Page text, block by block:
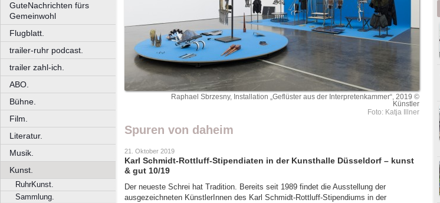
GuteNachrichten fürs
Gemeinwohl
Flugblatt.
trailer-ruhr podcast.
trailer zahl-ich.
ABO.
Bühne.
Film.
Literatur.
Musik.
Kunst.
RuhrKunst.
Sammlung.
Raphael Sbrzesny, Installation „Geflüster aus der Interpretenkammer“, 2019 ©
Künstler
Foto: Katja Illner
Spuren von daheim
21. Oktober 2019
Karl Schmidt-Rottluff-Stipendiaten in der Kunsthalle Düsseldorf – kunst
& gut 10/19
Der neueste Schrei hat Tradition. Bereits seit 1989 findet die Ausstellung der
ausgezeichneten KünstlerInnen des Karl Schmidt-Rottluff-Stipendiums in der